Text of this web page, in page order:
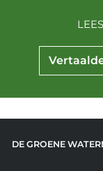
DE GROENE